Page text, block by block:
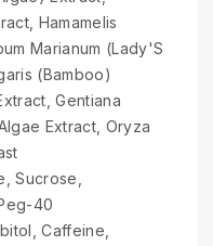
Hamamelis
Marianum (Lady'S
(Bamboo)
Gentiana
Extract, Oryza
Sucrose,
40
Caffeine,